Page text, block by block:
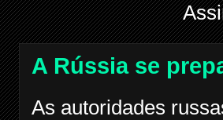
A Rússia se
As autoridades